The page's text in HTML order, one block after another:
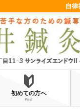
自律
初めての方へ
First